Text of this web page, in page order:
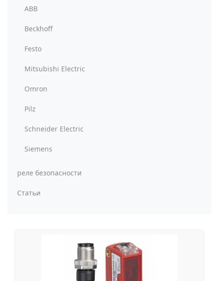
ABB
Beckhoff
Festo
Mitsubishi Electric
Omron
Pilz
Schneider Electric
Siemens
реле безопасности
Статьи